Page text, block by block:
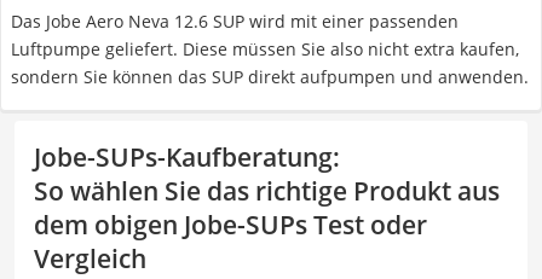
Das Jobe Aero Neva 12.6 SUP wird mit einer passenden
Luftpumpe geliefert. Diese müssen Sie also nicht extra kaufen,
sondern Sie können das SUP direkt aufpumpen und anwenden.
Jobe-SUPs-Kaufberatung:
So wählen Sie das richtige Produkt aus
dem obigen Jobe-SUPs Test oder
Vergleich